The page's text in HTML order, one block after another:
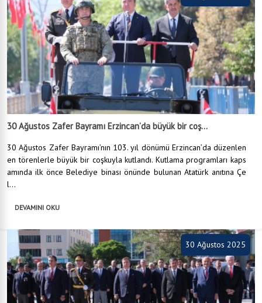
30 Ağustos Zafer Bayramı Erzincan’da büyük bir coş...
30 Ağustos Zafer Bayramı’nın 103. yıl dönümü Erzincan’da düzenlen
en törenlerle büyük bir coşkuyla kutlandı. Kutlama programları kaps
amında ilk önce Belediye binası önünde bulunan Atatürk anıtına Çe
l...
DEVAMINI OKU
30 Ağustos 2025